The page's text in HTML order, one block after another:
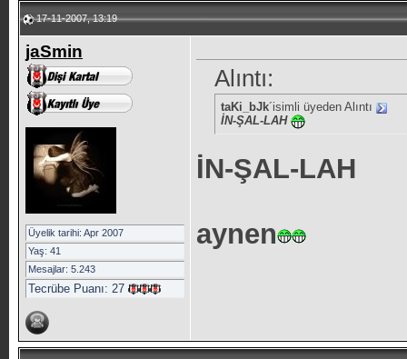
17-11-2007, 13:19
jaSmin
Üyelik tarihi: Apr 2007
Yaş: 41
Mesajlar: 5.243
Tecrübe Puanı: 27
Alıntı:
taKi_bJk´isimli üyeden Alıntı
İN-ŞAL-LAH
İN-ŞAL-LAH
aynen